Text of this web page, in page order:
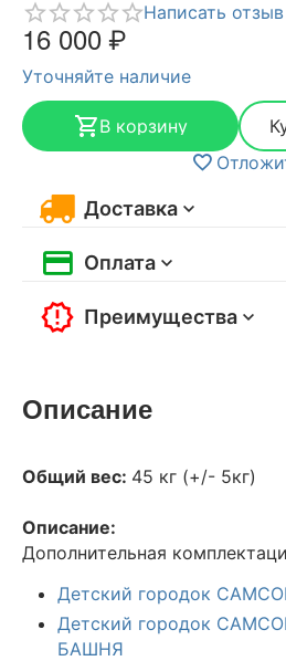
Написать отзыв
16 000₽
Уточняйте наличие
В корзину
Доставка
Оплата
Преимущества
Описание
Общий вес: 45 кг (+/- 5кг)
Описание:
Дополнительная
Детский городок
Детский городок
БАШНЯ